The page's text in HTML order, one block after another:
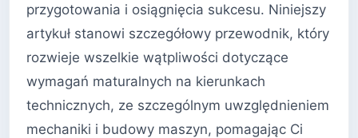
przygotowania i osiągnięcia sukcesu. Niniejszy
artykuł stanowi szczegółowy przewodnik, który
rozwieje wszelkie wątpliwości dotyczące
wymagań maturalnych na kierunkach
technicznych, ze szczególnym uwzględnieniem
mechaniki i budowy maszyn, pomagając Ci